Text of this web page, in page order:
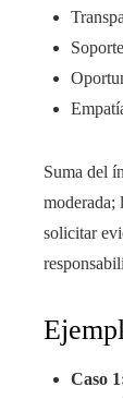
Suma del
moderada;
solicitar
Caso